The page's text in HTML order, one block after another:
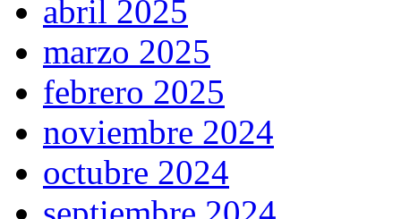
abril 2025
marzo 2025
febrero 2025
noviembre 2024
octubre 2024